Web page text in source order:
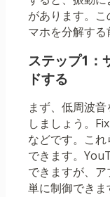
があります。
マホを分解する
ステップ1：
ドする
まず、低周波
しましょう。Fix
などです。こ
できます。
できますが、
単に制御できま